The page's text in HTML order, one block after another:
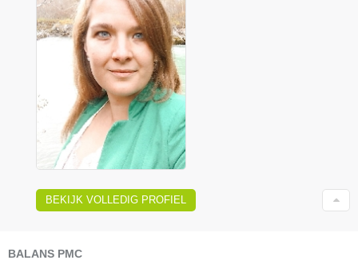
BEKIJK VOLLEDIG PROFIEL
BALANS PMC